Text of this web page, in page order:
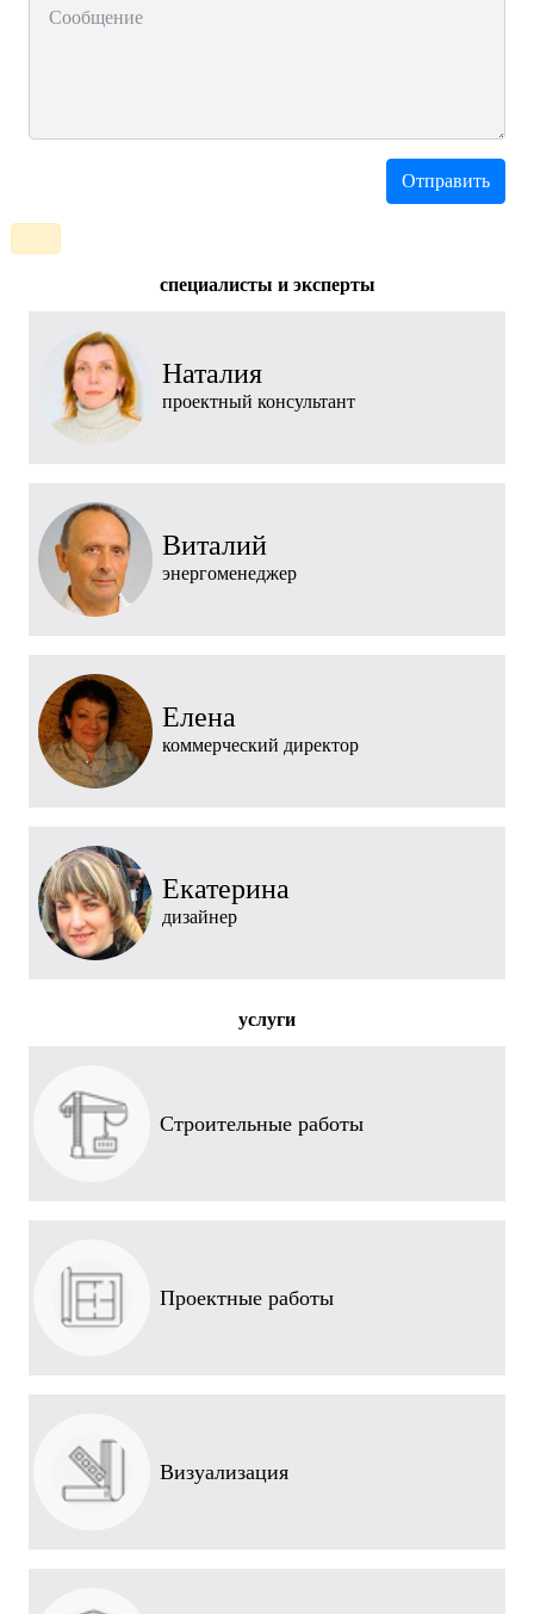
cпециалисты и эксперты
Наталия
проектный консультант
Виталий
энергоменеджер
Елена
коммерческий директор
Екатерина
дизайнер
услуги
Строительные работы
Проектные работы
Визуализация